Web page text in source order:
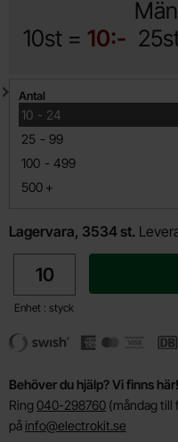
10st = 10:-
Mängdrabatt
Antal
10 -
till 24
25 -
till 99
100 -
till 499
500 +
till
Lagervara, 3534 st.
Enhet : styck
Behöver du hjälp? Vi finns här!
Ring 040-298760 (måndag till
på info@electrokit.se